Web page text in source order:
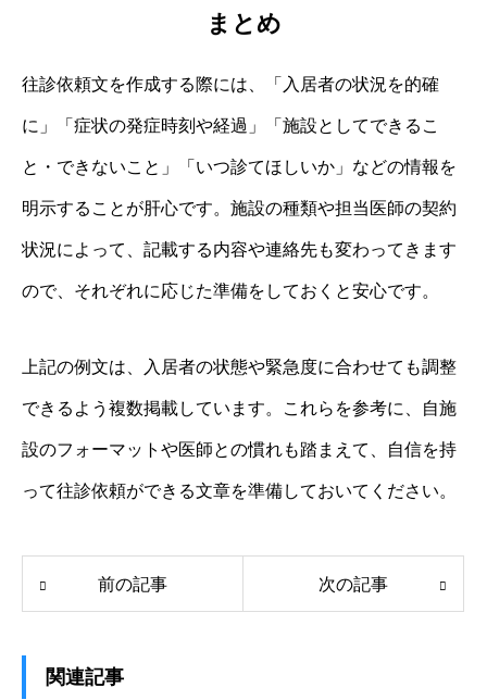
まとめ
往診依頼文を作成する際には、「入居者の状況を的確
に」「症状の発症時刻や経過」「施設としてできるこ
と・できないこと」「いつ診てほしいか」などの情報を
明示することが肝心です。施設の種類や担当医師の契約
状況によって、記載する内容や連絡先も変わってきます
ので、それぞれに応じた準備をしておくと安心です。
上記の例文は、入居者の状態や緊急度に合わせても調整
できるよう複数掲載しています。これらを参考に、自施
設のフォーマットや医師との慣れも踏まえて、自信を持
って往診依頼ができる文章を準備しておいてください。
前の記事 次の記事
関連記事